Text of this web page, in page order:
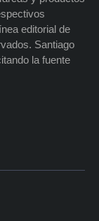
editorial de
Santiago
la fuente